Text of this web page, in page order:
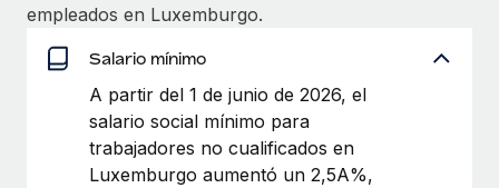
en todo el mundo.
Apertura de entidades
Abre entidades conforme a la legalidad enseguida.
Movilidad y reubicación
Reubica a los empleados con facilidad.
BLOG
Novedades de producto de Remote:
Integraciones con Gusto y Xero y Contractor
La misión de Remote sigue siendo ayudar a empresas de
empleados en Luxemburgo.
Salario mínimo
A partir del 1 de junio de 2026, el
salario social mínimo para
trabajadores no cualificados en
Luxemburgo aumentó un 2,5A%,